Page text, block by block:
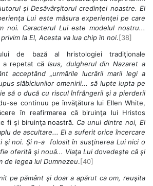
şi Desăvârşitorul credinţei noastre. El
Lui este măsura experienţei pe care
noi. Caracterul Lui este modelul nostru...
la El, Acesta va lua chip în noi.[38]
de bază al hristologiei tradiţionale
a repetat că Isus, dulgherul din Nazaret a
acceptând „urmările lucrării marii legi a
slăbiciunilor omenirii... să lupte lupta pe
să o ducă cu riscul înfrângerii şi a pierderii
se continuu pe învăţătura lui Ellen White,
în reafirmarea că biruinţa lui Hristos
fi şi biruinţa noastră. Ca unul dintre noi, El
de ascultare... El a suferit orice încercare
şi noi. Şi n-a folosit în susţinerea Lui nici o
oferită şi nouă... Viaţa Lui dovedeşte că şi
de legea lui Dumnezeu.[40]
pe pământ şi doar a apărut ca om, reuşita